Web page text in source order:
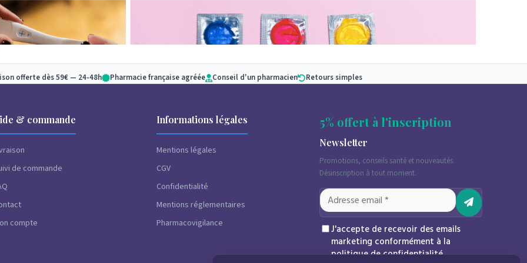
dans la catégorie SEXUALITÉ tous nos tests de grossesse disponibles, les différentes marques et types de
mais également quelques accessoires pour prendre d’avantage de plaisir pendants vos rapports. Nous
est important de se protéger et protéger son/sa partenaire. C’est pourquoi nous proposons ci-dessous les
pour vous.
offerte dès 59€ — 24-48h Pharmacie française agréée Conseil d'un pharmacien Retours simples
& commande
de commande
compte
Informations légales
Mentions légales
CGV
Confidentialité
Mentions réglementaires
Pharmacovigilance
5% offert à l'inscription
Newsletter
Promotions, conseils santé et nouveautés.
Désinscription à tout moment.
J'accepte de recevoir des emails
marketing conformément à la
politique de confidentialité